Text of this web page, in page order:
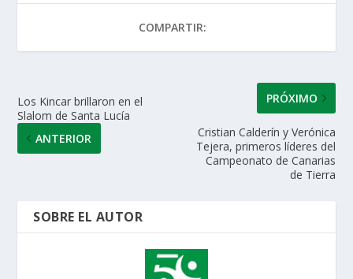
A
p
o
k
dI
n
ar
r
COMPARTIR:
Los Kincar brillaron en el
Slalom de Santa Lucía
ANTERIOR
PRÓXIMO
Cristian Calderín y Verónica
Tejera, primeros líderes del
Campeonato de Canarias
de Tierra
SOBRE EL AUTOR